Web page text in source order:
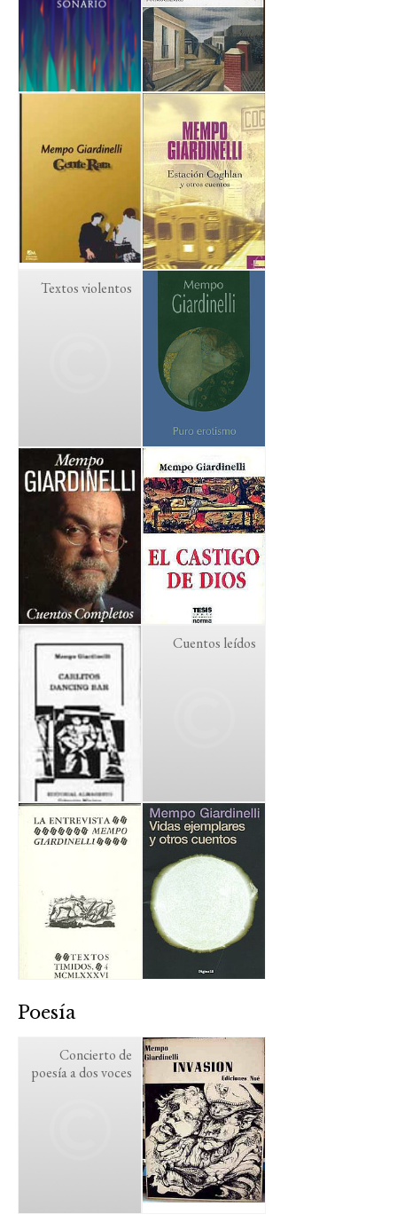
Textos violentos
Cuentos leídos
Poesía
Concierto de
poesía a dos voces